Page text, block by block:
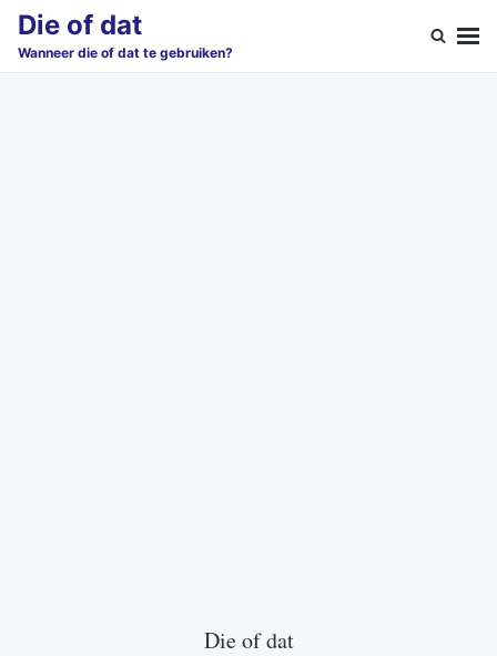
SkipSearch
for:
Die of dat
Wanneer die of dat te gebruiken?
Die of dat